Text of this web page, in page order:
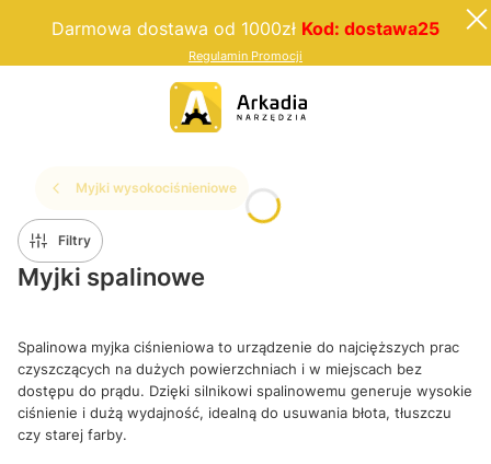
Darmowa dostawa od 1000zł Kod: dostawa25
Regulamin Promocji
Myjki wysokociśnieniowe
Filtry
Myjki spalinowe
Spalinowa myjka ciśnieniowa to urządzenie do najcięższych prac
czyszczących na dużych powierzchniach i w miejscach bez
dostępu do prądu. Dzięki silnikowi spalinowemu generuje wysokie
ciśnienie i dużą wydajność, idealną do usuwania błota, tłuszczu
czy starej farby.